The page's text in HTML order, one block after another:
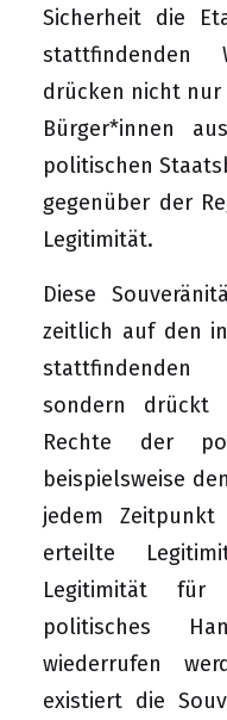
Sicherheit die
stattfindenden
drücken nicht
Bürger*innen
politischen
gegenüber der
Legitimität.
Diese
zeitlich auf den
sondern drückt
Rechte der
beispielsweise
jedem
erteilte
Legitimität für
politisches
wiederrufen
existiert die